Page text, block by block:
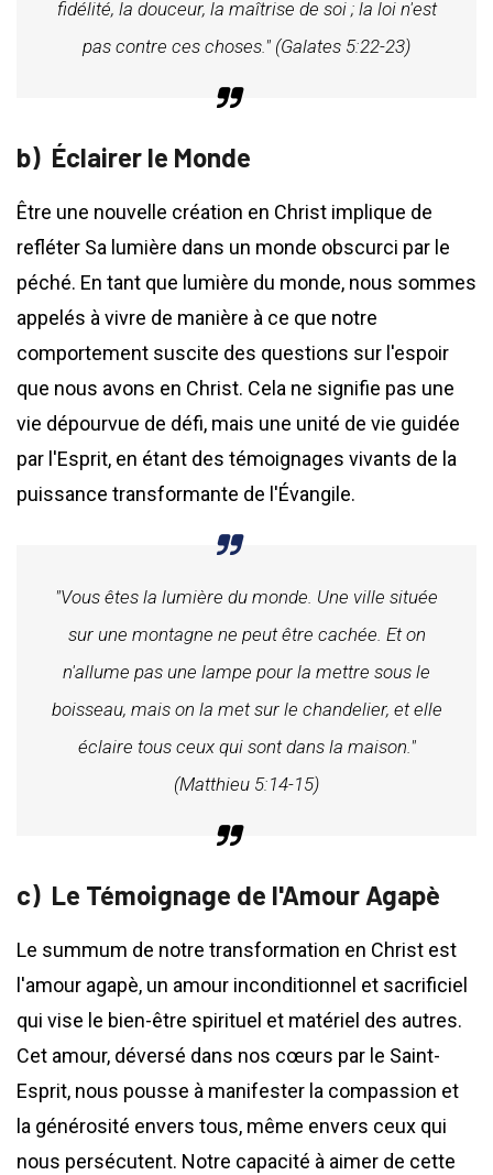
fidélité, la douceur, la maîtrise de soi ; la loi n'est
pas contre ces choses." (Galates 5:22-23)
Éclairer le Monde
Être une nouvelle création en Christ implique de
refléter Sa lumière dans un monde obscurci par le
péché. En tant que lumière du monde, nous sommes
appelés à vivre de manière à ce que notre
comportement suscite des questions sur l'espoir
que nous avons en Christ. Cela ne signifie pas une
vie dépourvue de défi, mais une unité de vie guidée
par l'Esprit, en étant des témoignages vivants de la
puissance transformante de l'Évangile.
"Vous êtes la lumière du monde. Une ville située
sur une montagne ne peut être cachée. Et on
n'allume pas une lampe pour la mettre sous le
boisseau, mais on la met sur le chandelier, et elle
éclaire tous ceux qui sont dans la maison."
(Matthieu 5:14-15)
Le Témoignage de l'Amour Agapè
Le summum de notre transformation en Christ est
l'amour agapè, un amour inconditionnel et sacrificiel
qui vise le bien-être spirituel et matériel des autres.
Cet amour, déversé dans nos cœurs par le Saint-
Esprit, nous pousse à manifester la compassion et
la générosité envers tous, même envers ceux qui
nous persécutent. Notre capacité à aimer de cette